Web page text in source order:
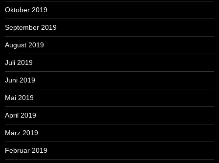
Oktober 2019
September 2019
August 2019
Juli 2019
Juni 2019
Mai 2019
April 2019
März 2019
Februar 2019